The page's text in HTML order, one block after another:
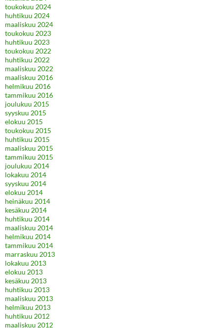
toukokuu 2024
huhtikuu 2024
maaliskuu 2024
toukokuu 2023
huhtikuu 2023
toukokuu 2022
huhtikuu 2022
maaliskuu 2022
maaliskuu 2016
helmikuu 2016
tammikuu 2016
joulukuu 2015
syyskuu 2015
elokuu 2015
toukokuu 2015
huhtikuu 2015
maaliskuu 2015
tammikuu 2015
joulukuu 2014
lokakuu 2014
syyskuu 2014
elokuu 2014
heinäkuu 2014
kesäkuu 2014
huhtikuu 2014
maaliskuu 2014
helmikuu 2014
tammikuu 2014
marraskuu 2013
lokakuu 2013
elokuu 2013
kesäkuu 2013
huhtikuu 2013
maaliskuu 2013
helmikuu 2013
huhtikuu 2012
maaliskuu 2012